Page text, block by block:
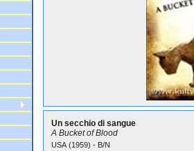
Un secchio di sangue
A Bucket of Blood
USA (1959) - B/N